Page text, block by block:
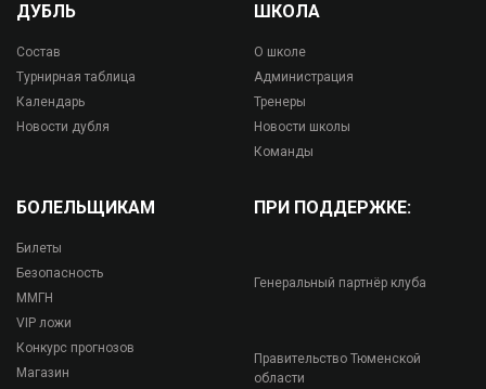
ДУБЛЬ
Состав
Турнирная таблица
Календарь
Новости дубля
ШКОЛА
О школе
Администрация
Тренеры
Новости школы
Команды
БОЛЕЛЬЩИКАМ
Билеты
Безопасность
ММГН
VIP ложи
Конкурс прогнозов
Магазин
ПРИ ПОДДЕРЖКЕ:
Генеральный партнёр клуба
Правительство Тюменской
области